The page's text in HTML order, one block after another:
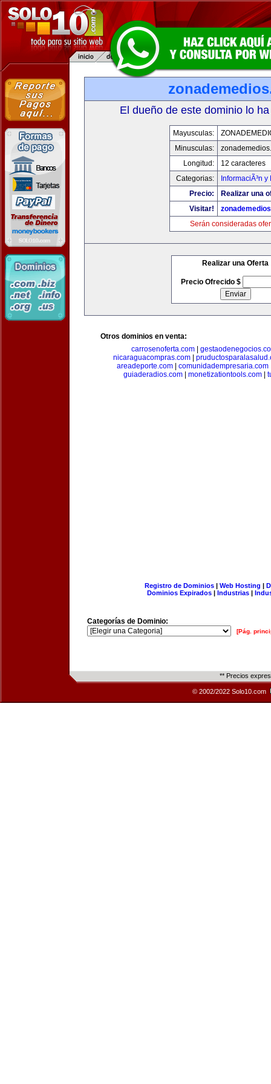
El dueño de este dominio lo
Mayusculas:
Minusculas:
Longitud:
12 caracteres
Categorias:
InformaciÃ³n
Precio:
Realizar una
Visitar!
Serán consideradas
Realizar una Oferta
Precio Ofrecido $
Otros dominios en venta:
carrosenoferta.com
nicaraguacompras.com
areadeporte.com| comunidadempresaria.com
guiaderadios.com| monetizationtools.com|
Registro de Dominios| Web Hosting |
Dominios Expirados | Industrias |
Categorías de Dominio:
[Pág.
** Precios
© 2002/2022 Solo10.com